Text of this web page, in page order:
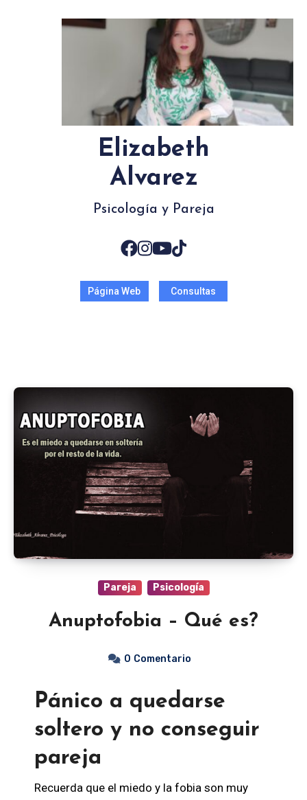
Elizabeth
Alvarez
Psicología y Pareja
Página Web Consultas
Pareja Psicología
Anuptofobia – Qué es?
0 Comentario
Pánico a quedarse
soltero y no conseguir
pareja
Recuerda que el miedo y la fobia son muy